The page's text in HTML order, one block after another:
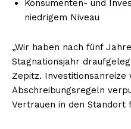
Konsumenten- und
niedrigem Niveau
„Wir haben nach fünf
Stagnationsjahr
Zepitz. Investitionsanreize
Abschreibungsregeln
Vertrauen in den Standort